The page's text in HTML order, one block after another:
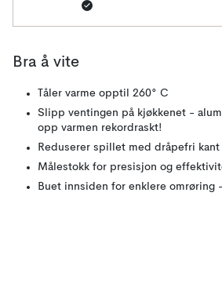
Bra å vite
Tåler varme opptil 260° C
Slipp ventingen på kjøkkenet -
opp varmen rekordraskt!
Reduserer spillet med dråpefri kant
Målestokk for presisjon og
Buet innsiden for enklere omrøring